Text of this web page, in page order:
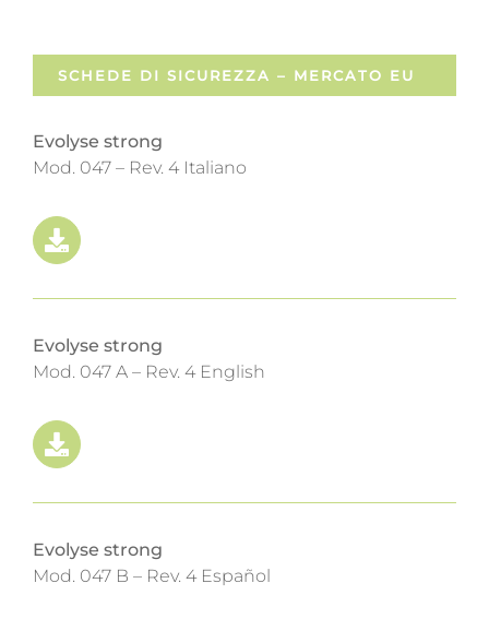
SCHEDE DI SICUREZZA – MERCATO EU
Evolyse strong
Mod. 047 – Rev. 4 Italiano
Evolyse strong
Mod. 047 A – Rev. 4 English
Evolyse strong
Mod. 047 B – Rev. 4 Español